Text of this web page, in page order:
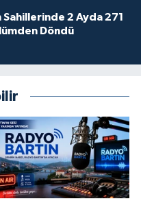
Sahillerinde 2 Ayda 271
Döndü